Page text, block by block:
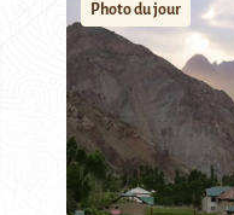
Photo du jour